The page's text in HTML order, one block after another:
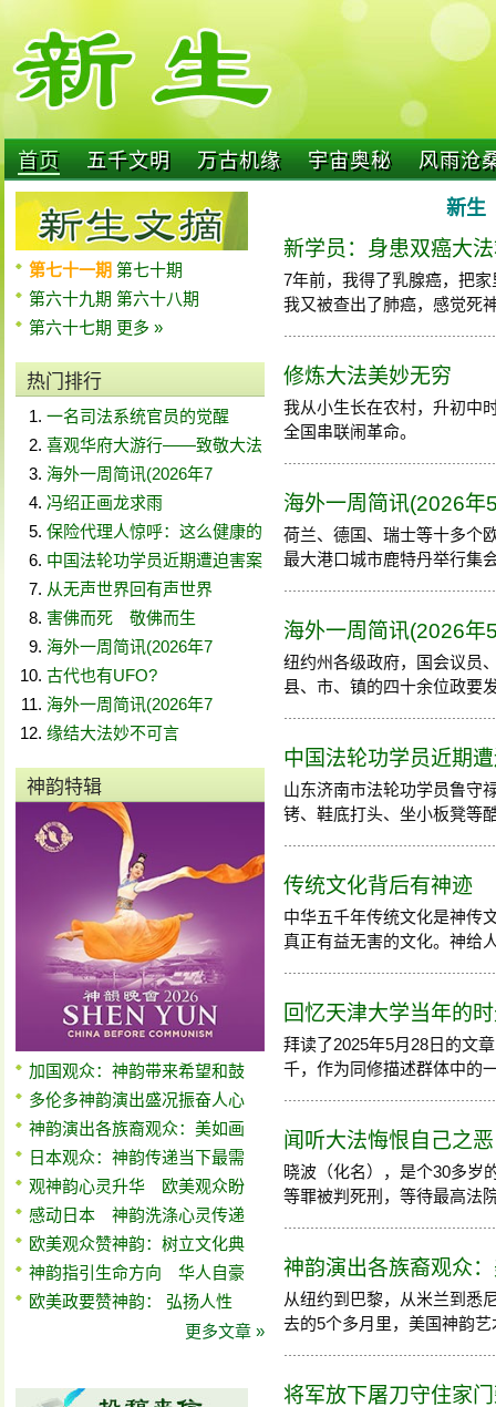
首页 五千文明 万古机缘 宇宙奥秘 风雨沧
第七十一期 第七十期
第六十九期 第六十八期
第六十七期 更多 »
热门排行
一名司法系统官员的觉醒
喜观华府大游行——致敬大法
海外一周简讯(2026年7
冯绍正画龙求雨
保险代理人惊呼：这么健康的
中国法轮功学员近期遭迫害案
从无声世界回有声世界
害佛而死 敬佛而生
海外一周简讯(2026年7
古代也有UFO?
海外一周简讯(2026年7
缘结大法妙不可言
神韵特辑
加国观众：神韵带来希望和鼓
多伦多神韵演出盛况振奋人心
神韵演出各族裔观众：美如画
日本观众：神韵传递当下最需
观神韵心灵升华 欧美观众盼
感动日本 神韵洗涤心灵传递
欧美观众赞神韵：树立文化典
神韵指引生命方向 华人自豪
欧美政要赞神韵： 弘扬人性
更多文章 »
新生
新学员：身患双癌大
7年前，我得了乳腺癌，把
我又被查出了肺癌，感觉死
修炼大法美妙无穷
我从小生长在农村，升初中
全国串联闹革命。
海外一周简讯(2026年
荷兰、德国、瑞士等十多个
最大港口城市鹿特丹举行集
海外一周简讯(2026年
纽约州各级政府，国会议员
县、市、镇的四十余位政要
中国法轮功学员近期
山东济南市法轮功学员鲁守
铐、鞋底打头、坐小板凳等
传统文化背后有神迹
中华五千年传统文化是神传
真正有益无害的文化。神给
回忆天津大学当年的
拜读了2025年5月28日的文
千，作为同修描述群体中的
闻听大法悔恨自己之恶
晓波（化名），是个30多岁
等罪被判死刑，等待最高法
神韵演出各族裔观众
从纽约到巴黎，从米兰到悉
去的5个多月里，美国神韵
将军放下屠刀守住家